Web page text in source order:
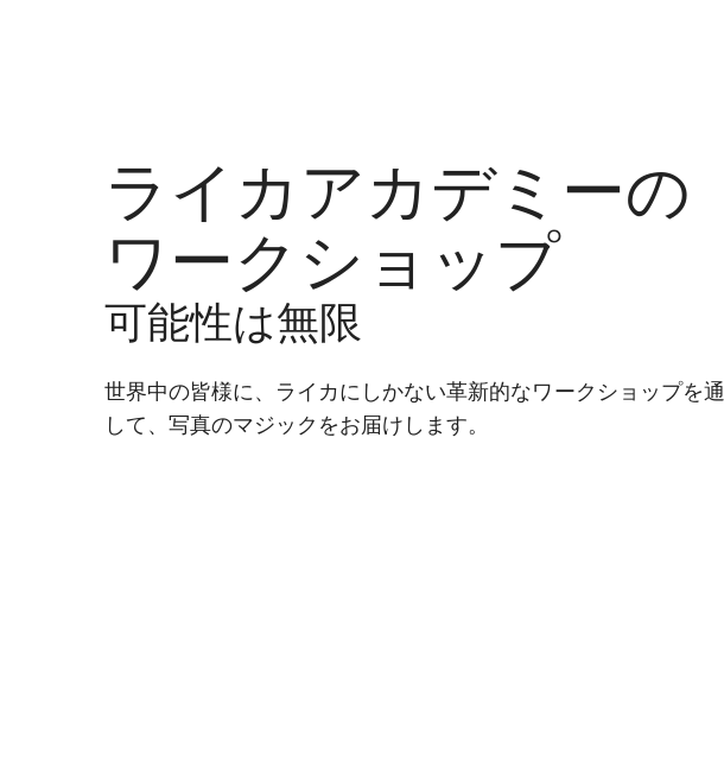
ライカアカデミーの
ワークショップ
可能性は無限
世界中の皆様に、ライカにしかない革新的なワークショップを通
して、写真のマジックをお届けします。